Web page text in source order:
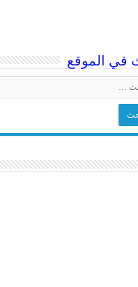
في الموقع